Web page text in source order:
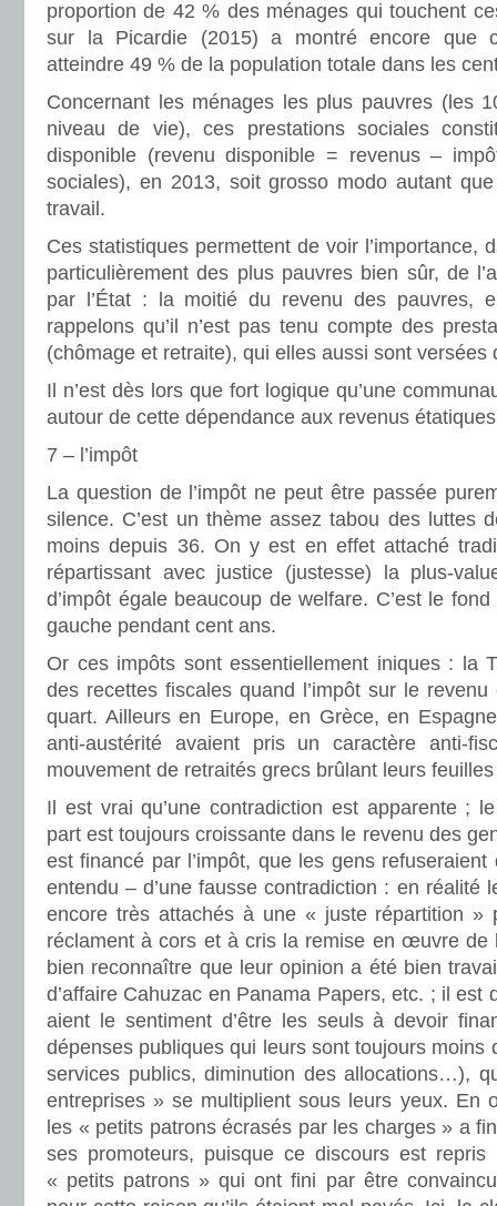
proportion de 42 % des ménages qui touchent
sur la Picardie (2015) a montré encore que
atteindre 49 % de la population totale dans les
Concernant les ménages les plus pauvres (les
niveau de vie), ces prestations sociales
disponible (revenu disponible = revenus –
sociales), en 2013, soit grosso modo autant
travail.
Ces statistiques permettent de voir l’importance,
particulièrement des plus pauvres bien sûr, de
par l’État : la moitié du revenu des pauvres,
rappelons qu’il n’est pas tenu compte des
(chômage et retraite), qui elles aussi sont versées
Il n’est dès lors que fort logique qu’une
autour de cette dépendance aux revenus
7 – l’impôt
La question de l’impôt ne peut être passée
silence. C’est un thème assez tabou des luttes
moins depuis 36. On y est en effet attaché
répartissant avec justice (justesse) la plus-
d’impôt égale beaucoup de welfare. C’est le
gauche pendant cent ans.
Or ces impôts sont essentiellement iniques : la
des recettes fiscales quand l’impôt sur le
quart. Ailleurs en Europe, en Grèce, en
anti-austérité avaient pris un caractère anti-
mouvement de retraités grecs brûlant leurs feuilles
Il est vrai qu’une contradiction est apparente ;
part est toujours croissante dans le revenu des
est financé par l’impôt, que les gens refuseraient
entendu – d’une fausse contradiction : en réalité
encore très attachés à une « juste répartition »
réclament à cors et à cris la remise en œuvre de
bien reconnaître que leur opinion a été bien
d’affaire Cahuzac en Panama Papers, etc. ; il est
aient le sentiment d’être les seuls à devoir
dépenses publiques qui leurs sont toujours moins
services publics, diminution des allocations…),
entreprises » se multiplient sous leurs yeux. En
les « petits patrons écrasés par les charges » a
ses promoteurs, puisque ce discours est
« petits patrons » qui ont fini par être